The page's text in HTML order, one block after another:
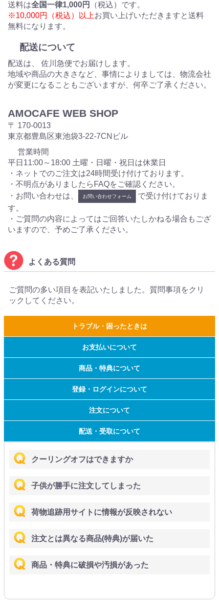
送料は全国一律1,000円
（税込）です。
※10,000円（税込）以上お買い上げいただきますと送料
無料になります。
配送について
配送は、 佐川急便でお届けします。
地域や商品の大きさなど、事情によりましては、物流会社
が変更になることもございますが、何卒ご了承ください。
AMOCAFE WEB SHOP
〒 170-0013
東京都豊島区東池袋3-22-7CNビル
営業時間
平日11:00～18:00 土曜・日曜・祝日は休業日
・ネットでのご注文は24時間受け付けております。
・不明点がありましたらFAQをご確認ください。
・お問い合わせは、
お問い合わせフォーム
で受け付けておりま
す。
・ご質問の内容によってはご回答いたしかねる場合もござ
いますので、予めご了承ください。
よくある質問
ご質問の多い項目を表記いたしました。質問事項をクリ
ックしてください。
トラブル・困ったときは
お支払いについて
商品・特典について
登録・ログインについて
注文について
配送・受取について
クーリングオフはできますか
子供が勝手に注文してしまった
荷物追跡用サイトに情報が反映されない
注文とは異なる商品(特典)が届いた
商品・特典に破損や汚損があった